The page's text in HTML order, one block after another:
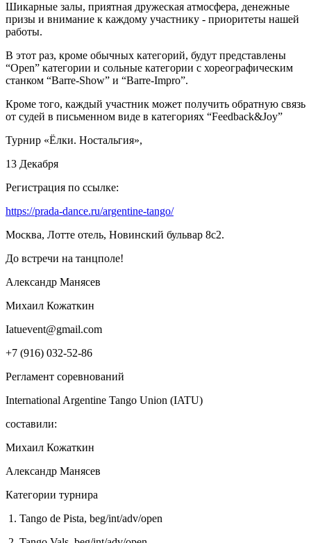
Шикарные залы, приятная дружеская атмосфера, денежные
призы и внимание к каждому участнику - приоритеты нашей
работы.
В этот раз, кроме обычных категорий, будут представлены
“Open” категории и сольные категории с хореографическим
станком “Barre-Show” и “Barre-Impro”.
Кроме того, каждый участник может получить обратную связь
от судей в письменном виде в категориях “Feedback&Joy”
Турнир «Ёлки. Ностальгия»,
13 Декабря
Регистрация по ссылке:
https://prada-dance.ru/argentine-tango/
Москва, Лотте отель, Новинский бульвар 8с2.
До встречи на танцполе!
Александр Манясев
Михаил Кожаткин
Iatuevent@gmail.com
+7 (916) 032-52-86
Регламент соревнований
International Argentine Tango Union (IATU)
составили:
Михаил Кожаткин
Александр Манясев
Категории турнира
1. Tango de Pista, beg/int/adv/open